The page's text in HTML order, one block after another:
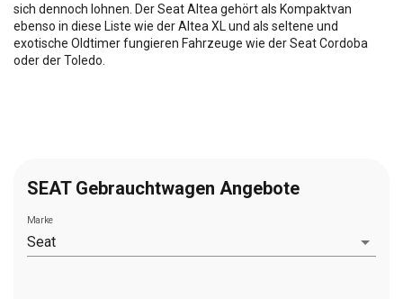
sich dennoch lohnen. Der Seat Altea gehört als Kompaktvan
ebenso in diese Liste wie der Altea XL und als seltene und
exotische Oldtimer fungieren Fahrzeuge wie der Seat Cordoba
oder der Toledo.
SEAT Gebrauchtwagen Angebote
Marke
Seat